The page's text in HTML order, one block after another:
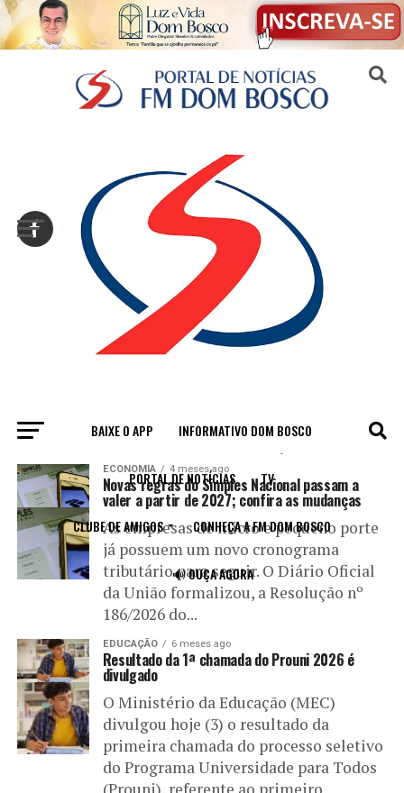
BAIXE O APP INFORMATIVO DOM BOSCO
PORTAL DE NOTÍCIAS TV
CLUBE DE AMIGOS CONHEÇA A FM DOM BOSCO
🔊 OUÇA AGORA
All posts tagged "divulgação"
ECONOMIA 4 meses ago
Novas regras do Simples Nacional passam a
valer a partir de 2027; confira as mudanças
As empresas de micro e pequeno porte
já possuem um novo cronograma
tributário para seguir. O Diário Oficial
da União formalizou, a Resolução nº
186/2026 do...
EDUCAÇÃO 6 meses ago
Resultado da 1ª chamada do Prouni 2026 é
divulgado
O Ministério da Educação (MEC)
divulgou hoje (3) o resultado da
primeira chamada do processo seletivo
do Programa Universidade para Todos
(Prouni), referente ao primeiro
Sair da versão mobile